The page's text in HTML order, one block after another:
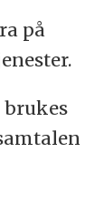
på
brukes